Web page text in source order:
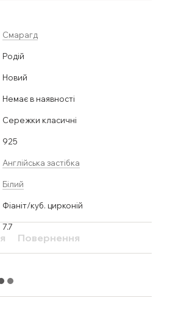
Смарагд
Родій
Новий
Немає в наявності
Сережки класичні
925
Англійська застібка
Білий
Фіаніт/куб. цирконій
7.7
Повернення